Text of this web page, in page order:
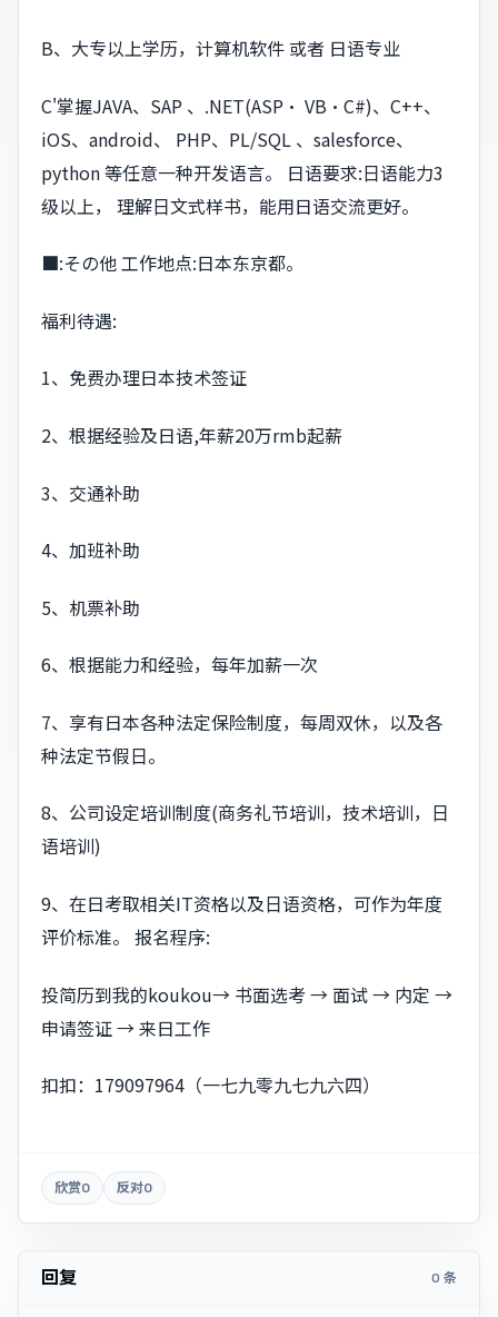
B、大专以上学历，计算机软件 或者 日语专业
C'掌握JAVA、SAP 、.NET(ASP・ VB・C#)、C++、
iOS、android、 PHP、PL/SQL 、salesforce、
python 等任意一种开发语言。 日语要求:⽇语能力3
级以上， 理解⽇文式样书，能⽤日语交流更好。
■:その他 工作地点:日本东京都。
福利待遇:
1、免费办理日本技术签证
2、根据经验及日语,年薪20万rmb起薪
3、交通补助
4、加班补助
5、机票补助
6、根据能力和经验，每年加薪⼀次
7、享有日本各种法定保险制度，每周双休，以及各
种法定节假⽇。
8、公司设定培训制度(商务礼节培训，技术培训，⽇
语培训)
9、在日考取相关IT资格以及⽇语资格，可作为年度
评价标准。 报名程序:
投简历到我的koukou→ 书面选考 → 面试 → 内定 →
申请签证 → 来日工作
扣扣：179097964（一七九零九七九六四）
欣赏0 反对0
回复 0 条